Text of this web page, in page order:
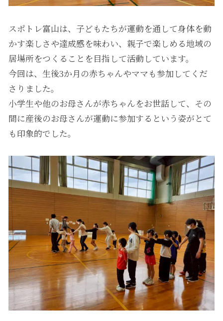
スポトレ富山は、子どもたちが運動を通して身体を動
かす楽しさや達成感を味わい、親子で楽しめる地域の
居場所をつくることを目指して活動しています。
今回は、生後3か月の赤ちゃんやママも参加してくだ
さりました。
小学生や他のお母さんが赤ちゃんをお世話して、その
間に産後のお母さんが運動に参加するという姿がとて
も印象的でした。